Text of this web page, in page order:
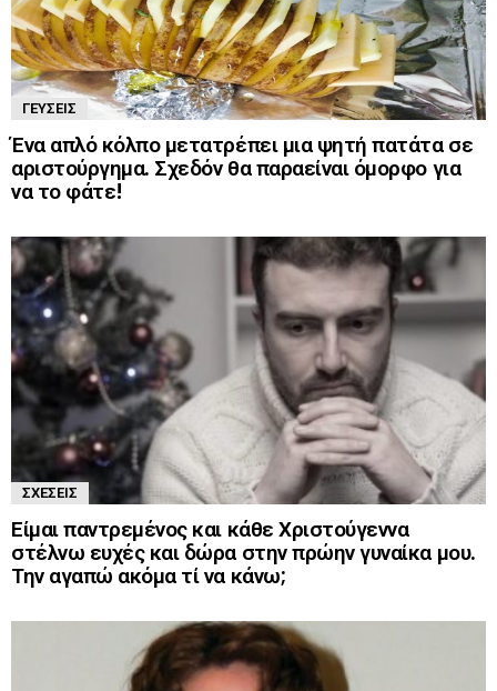
ΓΕΎΣΕΙΣ
Ένα απλό κόλπο μετατρέπει μια ψητή πατάτα σε
αριστούργημα. Σχεδόν θα παραείναι όμορφο για
να το φάτε!
ΣΧΈΣΕΙΣ
Είμαι παντρεμένος και κάθε Χριστούγεννα
στέλνω ευχές και δώρα στην πρώην γυναίκα μου.
Την αγαπώ ακόμα τί να κάνω;